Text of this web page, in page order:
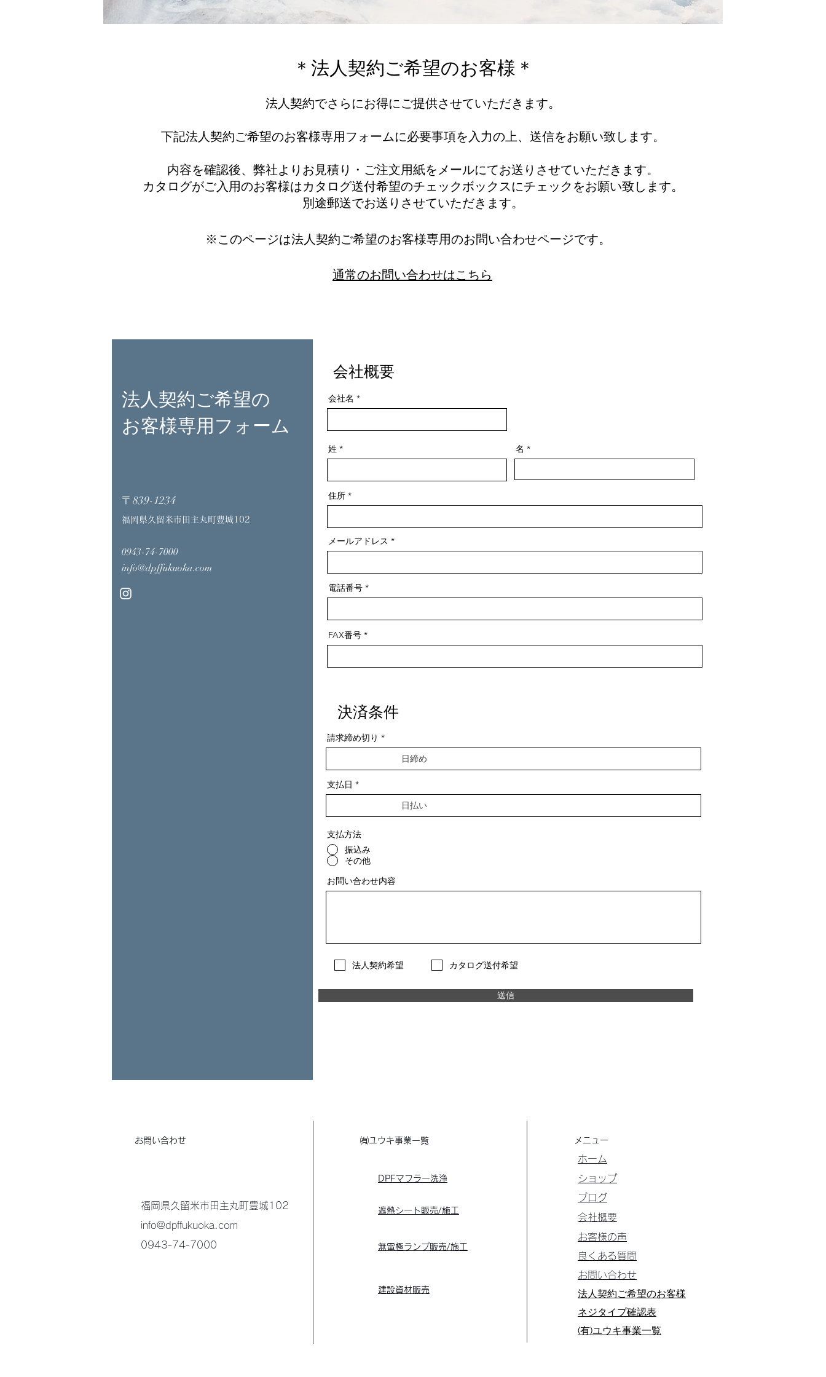
＊法人契約ご希望のお客様＊
法人契約でさらにお得にご提供させていただきます。
下記法人契約ご希望のお客様専用フォームに必要事項を入力の上、送信をお願い致します。
内容を確認後、弊社よりお見積り・ご注文用紙をメールにてお送りさせていただきます。
カタログがご入用のお客様はカタログ送付希望のチェックボックスにチェックをお願い致します。
別途郵送でお送りさせていただきます。
​※​このページは法人契約ご希望のお客様専用のお問い合わせページです。
​通常のお問い合わせはこちら
​法人契約ご希望の
お客様専用フォーム
〒839-1234
福岡県久留米市田主丸町豊城102
​0943-74-7000
info@dpffukuoka.com
​会社概要
会社名
姓 名
住所
メールアドレス
電話番号
FAX番号
​決済条件
請求締め切り
支払日
支払方法
振込み
その他
お問い合わせ内容
法人契約希望 カタログ送付希望
送信
お問い合わせ ​㈲ユウキ事業一覧 メニュー
・DPFマフラー洗浄
福岡県久留米市田主丸町豊城102
info@dpffukuoka.com
0943-74-7000
・遮熱シート販売/施工
・無電極ランプ販売/施工
建設資材販売
ホーム
ショップ
ブログ
会社概要
お客様の声
良くある質問
お問い合わせ
法人契約ご希望のお客様
ネジタイプ確認表
​(有)ユウキ事業一覧